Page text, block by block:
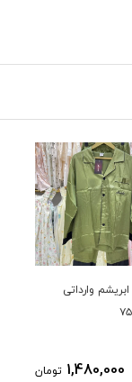
وارداتی
1,480,000 تومان